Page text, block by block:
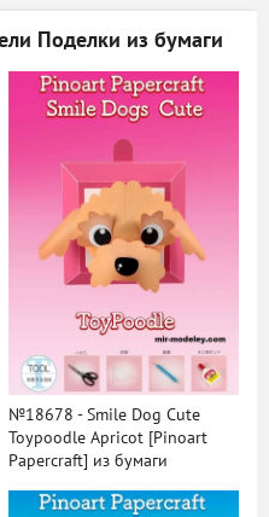
Поделки из бумаги
№18678 - Smile Dog Cute
Toypoodle Apricot [Pinoart
Papercraft] из бумаги